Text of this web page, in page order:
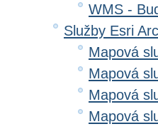
WMS -
Služby Esri
Mapová
Mapová
Mapová
Mapová